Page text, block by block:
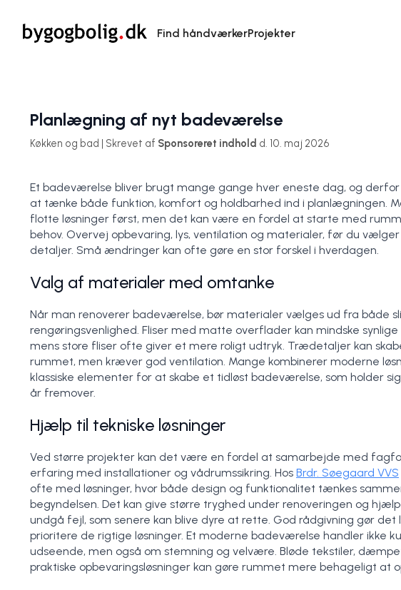
Find håndværkerProjekter
Planlægning af nyt badeværelse
Køkken og bad | Skrevet af Sponsoreret indhold d. 10. maj 2026
Et badeværelse bliver brugt mange gange hver eneste dag, og
at tænke både funktion, komfort og holdbarhed ind i planlægningen.
flotte løsninger først, men det kan være en fordel at starte med
behov. Overvej opbevaring, lys, ventilation og materialer, før du
detaljer. Små ændringer kan ofte gøre en stor forskel i hverdagen.
Valg af materialer med omtanke
Når man renoverer badeværelse, bør materialer vælges ud fra både
rengøringsvenlighed. Fliser med matte overflader kan mindske synlige
mens store fliser ofte giver et mere roligt udtryk. Trædetaljer kan
rummet, men kræver god ventilation. Mange kombinerer moderne
klassiske elementer for at skabe et tidløst badeværelse, som holder
år fremover.
Hjælp til tekniske løsninger
Ved større projekter kan det være en fordel at samarbejde med
erfaring med installationer og vådrumssikring. Hos Brdr. Søegaard VVS
ofte med løsninger, hvor både design og funktionalitet tænkes
begyndelsen. Det kan give større tryghed under renoveringen og
undgå fejl, som senere kan blive dyre at rette. God rådgivning gør
prioritere de rigtige løsninger. Et moderne badeværelse handler ikke
udseende, men også om stemning og velvære. Bløde tekstiler,
praktiske opbevaringsløsninger kan gøre rummet mere behageligt at